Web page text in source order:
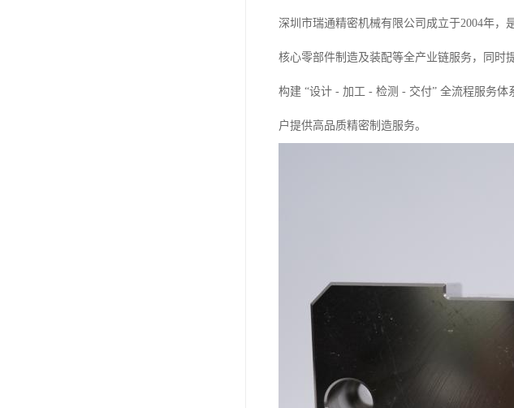
深圳市瑞通精密机械有限公司成立于2004年，
核心零部件制造及装配等全产业链服务，同时
构建 “设计 - 加工 - 检测 - 交付” 全流程服务
户提供高品质精密制造服务。